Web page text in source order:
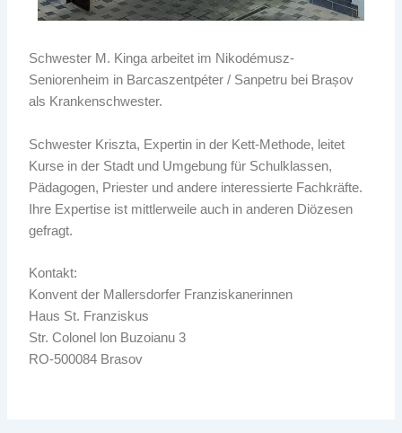
Schwester M. Kinga arbeitet im Nikodémusz-
Seniorenheim in Barcaszentpéter / Sanpetru bei Brașov
als Krankenschwester.
Schwester Kriszta, Expertin in der Kett-Methode, leitet
Kurse in der Stadt und Umgebung für Schulklassen,
Pädagogen, Priester und andere interessierte Fachkräfte.
Ihre Expertise ist mittlerweile auch in anderen Diözesen
gefragt.
Kontakt:
Konvent der Mallersdorfer Franziskanerinnen
Haus St. Franziskus
Str. Colonel lon Buzoianu 3
RO-500084 Brasov